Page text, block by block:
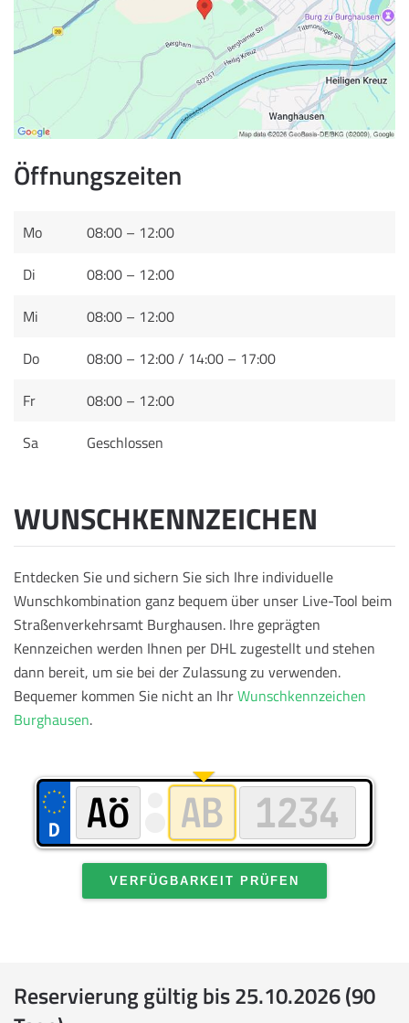
Öffnungszeiten
Mo
08:00 – 12:00
Di
08:00 – 12:00
Mi
08:00 – 12:00
Do
08:00 – 12:00 / 14:00 – 17:00
Fr
08:00 – 12:00
Sa
Geschlossen
WUNSCHKENNZEICHEN
Entdecken Sie und sichern Sie sich Ihre individuelle
Wunschkombination ganz bequem über unser Live-Tool beim
Straßenverkehrsamt Burghausen. Ihre geprägten
Kennzeichen werden Ihnen per DHL zugestellt und stehen
dann bereit, um sie bei der Zulassung zu verwenden.
Bequemer kommen Sie nicht an IhrWunschkennzeichen
Burghausen.
VERFÜGBARKEIT PRÜFEN
Reservierung gültig bis 25.10.2026 (90